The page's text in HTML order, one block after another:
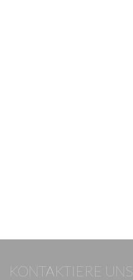
KONTAKTIERE UNS